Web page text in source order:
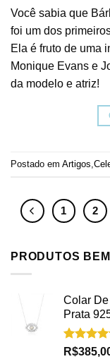
Você sabia que
foi um dos
Ela é fruto de uma
Monique Evans e
da modelo e atriz!
Postado em Artigos
1 2
PRODUTOS
Colar De
Prata
Avaliação
R$